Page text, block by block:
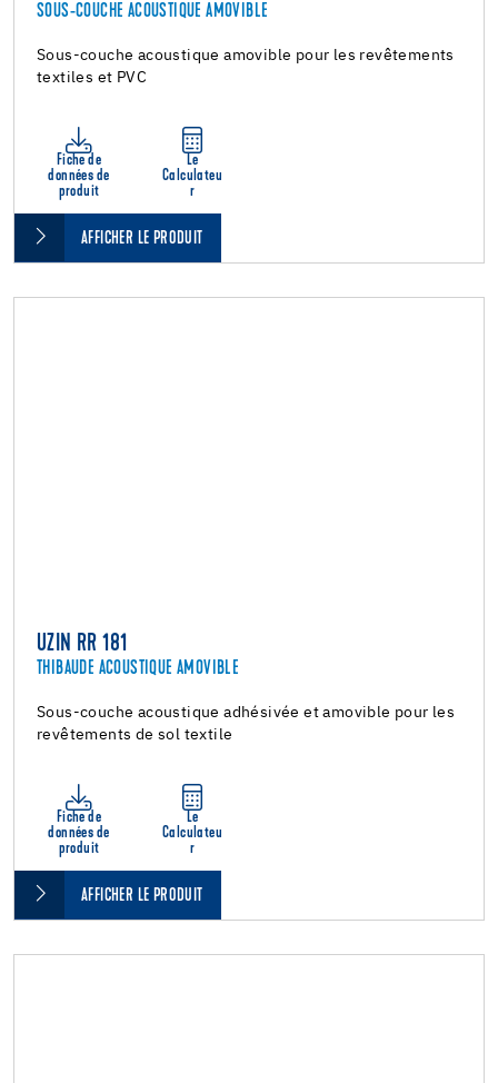
SOUS-COUCHE ACOUSTIQUE AMOVIBLE
Sous-couche acoustique amovible pour les revêtements
textiles et PVC
Fiche de
données de
produit
Le
Calculateu
r
AFFICHER LE PRODUIT
UZIN RR 181
THIBAUDE ACOUSTIQUE AMOVIBLE
Sous-couche acoustique adhésivée et amovible pour les
revêtements de sol textile
Fiche de
données de
produit
Le
Calculateu
r
AFFICHER LE PRODUIT